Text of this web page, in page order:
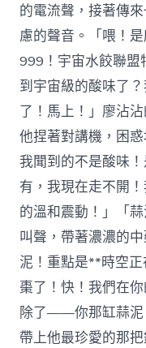
的電流聲，接著傳
慮的聲音。「喂！
999！宇宙水餃聯盟
到宇宙級的酸味了
了！馬上！」廖沾
他捏著對講機，困
我聞到的不是酸味
有，我現在走不開
的溫和震動！」「
叫聲，帶著濃濃的
泥！重點是**時空
棗了！快！我們在
除了——你那缸蒜泥
帶上他最珍愛的那